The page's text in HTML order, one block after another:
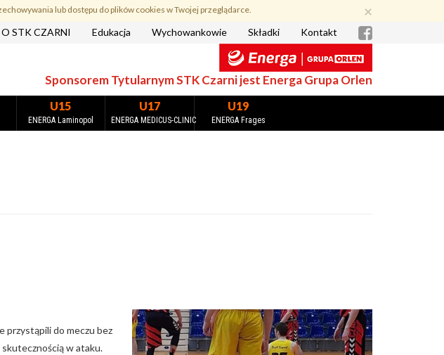
×
lub dostępu do plików cookies w Twojej przeglądarce.
O STK CZARNI Edukacja Wychowankowie Składki Kontakt
Sponsorem Tytularnym STK Czarni jest Energa Grupa Orlen
U15
ENERGA Laminopol
U17
ENERGA MEDICUS-CLINIC
U19
ENERGA Frages
przystąpili do meczu bez
w ataku.